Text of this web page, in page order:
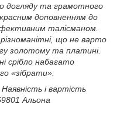
догляду та грамотного
доповненням до
талісманом.
що не варто
золотому та платині.
срібло набагато
«зібрати».
і вартість
Альона